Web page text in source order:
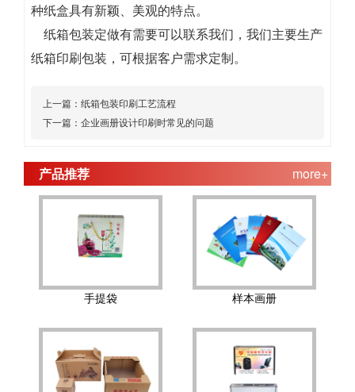
种纸盒具有新颖、美观的特点。
纸箱包装定做有需要可以联系我们，我们主要生产
纸箱印刷包装，可根据客户需求定制。
上一篇： 纸箱包装印刷工艺流程
下一篇： 企业画册设计印刷时常见的问题
产品推荐 more+
手提袋 样本画册